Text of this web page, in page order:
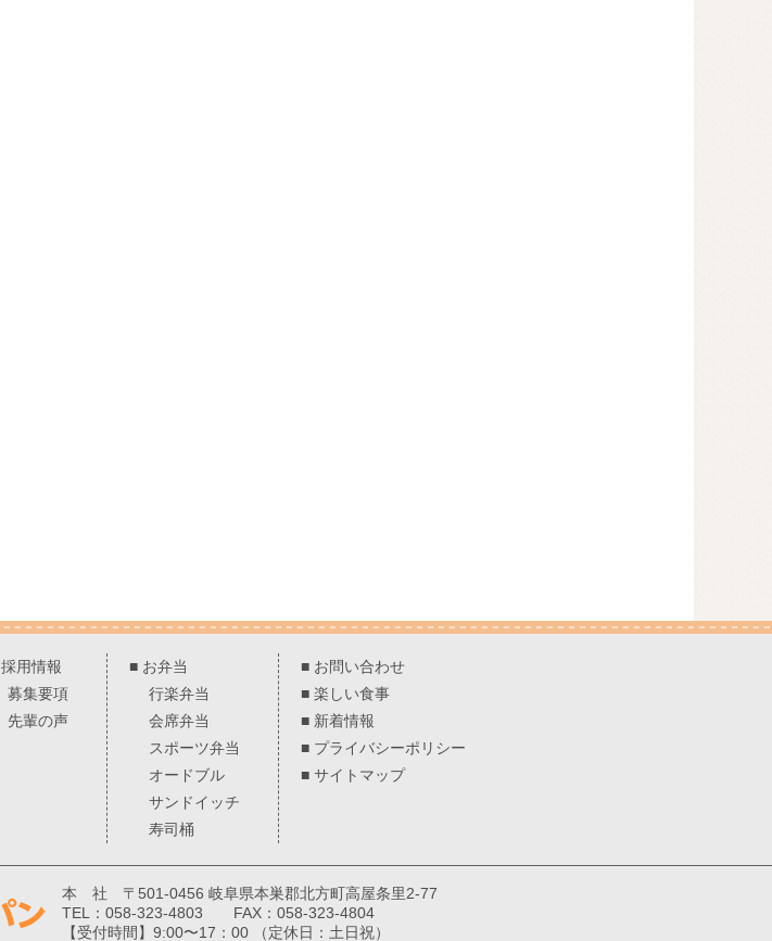
採用情報
募集要項
先輩の声
■ お弁当
行楽弁当
会席弁当
スポーツ弁当
オードブル
サンドイッチ
寿司桶
■ お問い合わせ
■ 楽しい食事
■ 新着情報
■ プライバシーポリシー
■ サイトマップ
本 社 〒501-0456 岐阜県本巣郡北方町高屋条里2-77
TEL：058-323-4803 FAX：058-323-4804
【受付時間】9:00〜17：00 （定休日：土日祝）